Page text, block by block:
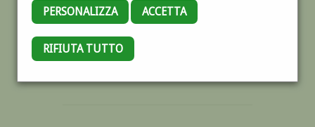
PERSONALIZZA ACCETTA
RIFIUTA TUTTO